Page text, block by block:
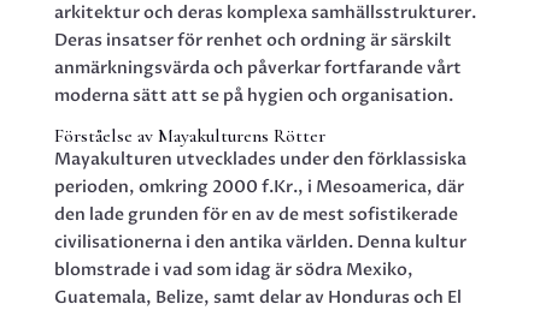
arkitektur och deras komplexa samhällsstrukturer.
Deras insatser för renhet och ordning är särskilt
anmärkningsvärda och påverkar fortfarande vårt
moderna sätt att se på hygien och organisation.
Förståelse av Mayakulturens Rötter
Mayakulturen utvecklades under den förklassiska
perioden, omkring 2000 f.Kr., i Mesoamerica, där
den lade grunden för en av de mest sofistikerade
civilisationerna i den antika världen. Denna kultur
blomstrade i vad som idag är södra Mexiko,
Guatemala, Belize, samt delar av Honduras och El